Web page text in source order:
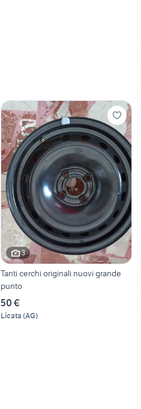
3
Tanti cerchi originali nuovi grande
punto
50 €
Licata (AG)